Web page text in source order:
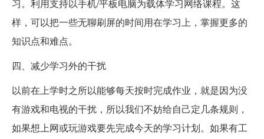
习。利用支持以手机/平板电脑为载体学习网络课程。这
样，可以把一些无聊刷屏的时间用在学习上，掌握更多的
知识点和难点。
四、减少学习外的干扰
以前在上学时之所以能够每天按时完成作业，就是因为没
有游戏和电视的干扰，所以我们不妨给自己定几条规则，
如果想上网或玩游戏要先完成今天的学习计划。如果有工